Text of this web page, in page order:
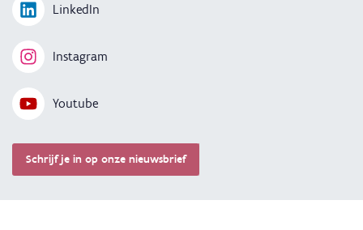
LinkedIn
Instagram
Youtube
Schrijf je in op onze nieuwsbrief